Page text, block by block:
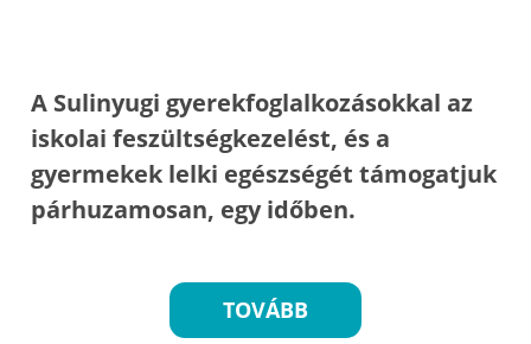
A Sulinyugi gyerekfoglalkozásokkal az
iskolai feszültségkezelést, és a
gyermekek lelki egészségét támogatjuk
párhuzamosan, egy időben.
TOVÁBB